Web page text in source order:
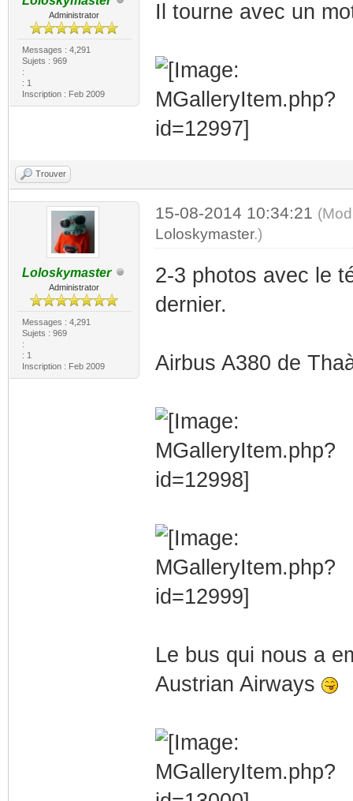
Administrator
Messages : 4,291
Sujets : 969
:
: 1
Inscription : Feb 2009
Il tourne avec un
Trouver
Loloskymaster
Administrator
Messages : 4,291
Sujets : 969
:
: 1
Inscription : Feb 2009
15-08-2014 10:34:21
Loloskymaster.)
2-3 photos avec le
dernier.
Airbus A380 de
Le bus qui nous a
Austrian Airways